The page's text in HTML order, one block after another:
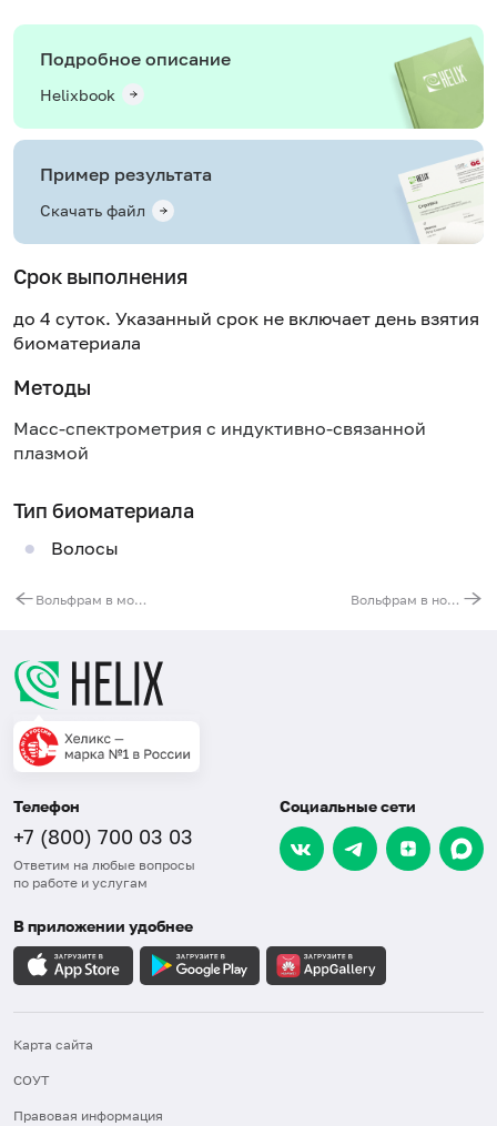
Подробное описание
Helixbook
Пример результата
Скачать файл
Срок выполнения
до 4 суток. Указанный срок не включает день взятия
биоматериала
Методы
Масс-спектрометрия с индуктивно-связанной
плазмой
Тип биоматериала
Волосы
Вольфрам в моче Вольфрам в ногтях
Телефон
+7 (800) 700 03 03
Ответим на любые вопросы
по работе и услугам
Социальные сети
В приложении удобнее
Карта сайта
СОУТ
Правовая информация